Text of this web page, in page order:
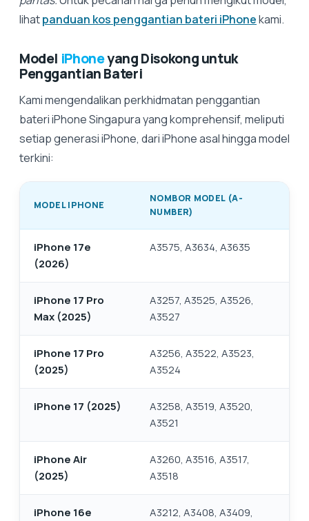
lihatpanduan kos penggantian bateri iPhonekami.
Model iPhoneyang Disokong untuk
Penggantian Bateri
Kami mengendalikan perkhidmatan penggantian
bateri iPhone Singapura yang komprehensif, meliputi
setiap generasi iPhone, dari iPhone asal hingga model
terkini:
MODEL IPHONE
NOMBOR MODEL (A-
NUMBER)
iPhone 17e
(2026)
A3575, A3634, A3635
iPhone 17 Pro
Max (2025)
A3257, A3525, A3526,
A3527
iPhone 17 Pro
(2025)
A3256, A3522, A3523,
A3524
iPhone 17 (2025)
A3258, A3519, A3520,
A3521
iPhone Air
(2025)
A3260, A3516, A3517,
A3518
iPhone 16e
A3212, A3408, A3409,